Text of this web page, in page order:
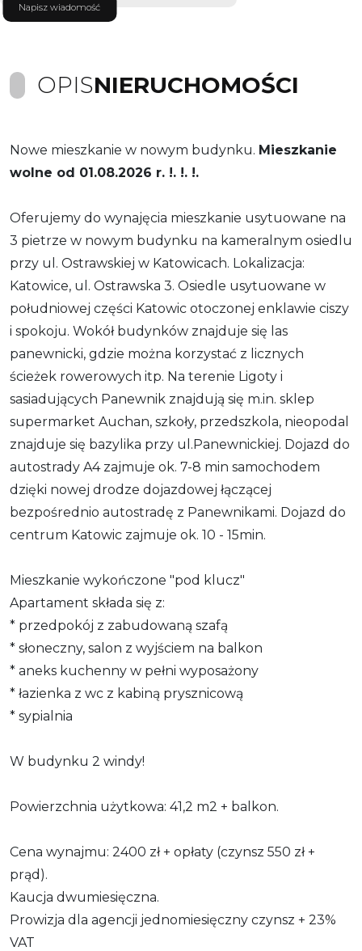
Napisz wiadomość
OPISNIERUCHOMOŚCI
Nowe mieszkanie w nowym budynku. Mieszkanie
wolne od 01.08.2026 r. !. !. !.
Oferujemy do wynajęcia mieszkanie usytuowane na
3 pietrze w nowym budynku na kameralnym osiedlu
przy ul. Ostrawskiej w Katowicach. Lokalizacja:
Katowice, ul. Ostrawska 3. Osiedle usytuowane w
południowej części Katowic otoczonej enklawie ciszy
i spokoju. Wokół budynków znajduje się las
panewnicki, gdzie można korzystać z licznych
ścieżek rowerowych itp. Na terenie Ligoty i
sasiadujących Panewnik znajdują się m.in. sklep
supermarket Auchan, szkoły, przedszkola, nieopodal
znajduje się bazylika przy ul.Panewnickiej. Dojazd do
autostrady A4 zajmuje ok. 7-8 min samochodem
dzięki nowej drodze dojazdowej łączącej
bezpośrednio autostradę z Panewnikami. Dojazd do
centrum Katowic zajmuje ok. 10 - 15min.
Mieszkanie wykończone "pod klucz"
Apartament składa się z:
* przedpokój z zabudowaną szafą
* słoneczny, salon z wyjściem na balkon
* aneks kuchenny w pełni wyposażony
* łazienka z wc z kabiną prysznicową
* sypialnia
W budynku 2 windy!
Powierzchnia użytkowa: 41,2 m2 + balkon.
Cena wynajmu: 2400 zł + opłaty (czynsz 550 zł +
prąd).
Kaucja dwumiesięczna.
Prowizja dla agencji jednomiesięczny czynsz + 23%
VAT